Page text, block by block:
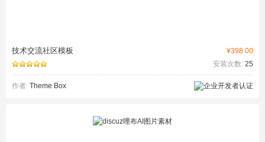
¥398.00
技术交流社区模板
安装次数: 25
作者: Theme Box